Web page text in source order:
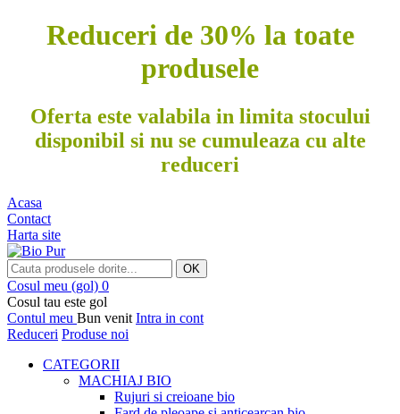
Reduceri de 30% la toate
produsele
Oferta este valabila in limita stocului
disponibil si nu se cumuleaza cu alte
reduceri
Acasa
Contact
Harta site
OK
Cosul meu (gol) 0
Cosul tau este gol
Contul meu Bun venit Intra in cont
Reduceri Produse noi
CATEGORII
MACHIAJ BIO
Rujuri si creioane bio